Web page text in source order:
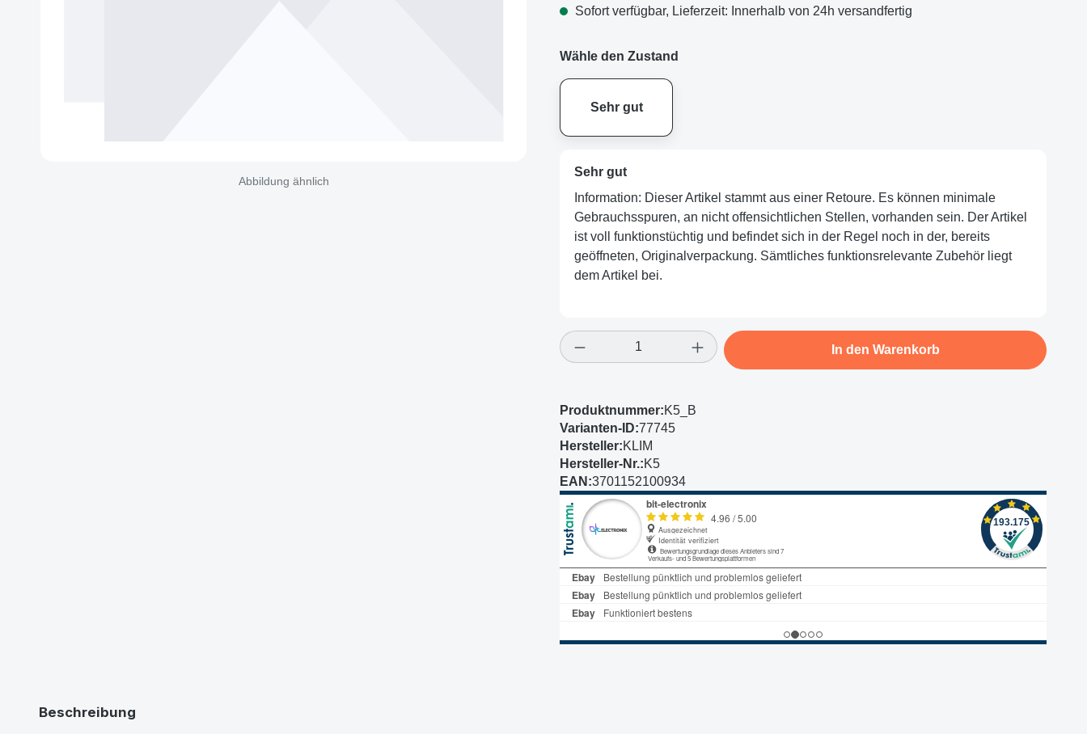
Abbildung ähnlich
Sofort verfügbar, Lieferzeit: Innerhalb von 24h versandfertig
Wähle den Zustand
Sehr gut
Sehr gut
Information: Dieser Artikel stammt aus einer Retoure. Es können minimale
Gebrauchsspuren, an nicht offensichtlichen Stellen, vorhanden sein. Der Artikel
ist voll funktionstüchtig und befindet sich in der Regel noch in der, bereits
geöffneten, Originalverpackung. Sämtliches funktionsrelevante Zubehör liegt
dem Artikel bei.
Produkt Anzahl: Gib den gewünschten Wert ein oder
In den Warenkorb
Produktnummer:K5_B
Varianten-ID:77745
Hersteller:KLIM
Hersteller-Nr.:K5
EAN:3701152100934
Beschreibung